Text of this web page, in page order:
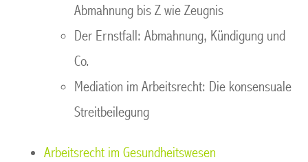
Abmahnung bis Z wie Zeugnis
Der Ernstfall: Abmahnung, Kündigung und
Co.
Mediation im Arbeitsrecht: Die konsensuale
Streitbeilegung
Arbeitsrecht im Gesundheitswesen